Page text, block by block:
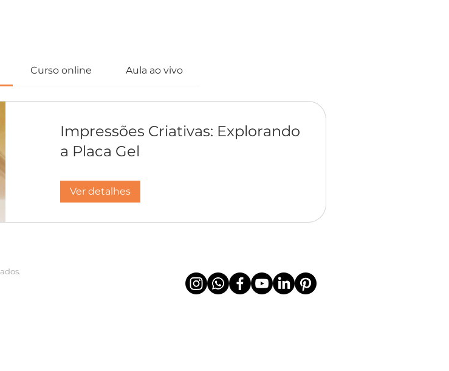
Curso online Aula ao vivo
Impressões Criativas: Explorando
a Placa Gel
Ver detalhes